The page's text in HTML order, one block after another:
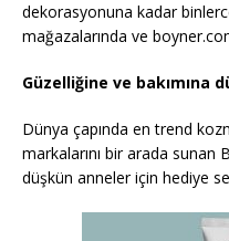
dekorasyonuna kadar
mağazalarında ve
Güzelliğine ve bakımına
Dünya çapında en trend
markalarını bir arada sunan
düşkün anneler için hediye